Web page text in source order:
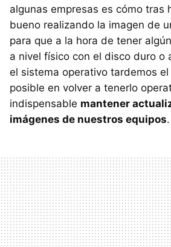
algunas empresas es cómo tras
bueno realizando la imagen de
para que a la hora de tener
a nivel físico con el disco duro o
el sistema operativo tardemos
posible en volver a tenerlo
indispensable mantener
imágenes de nuestros equipos.